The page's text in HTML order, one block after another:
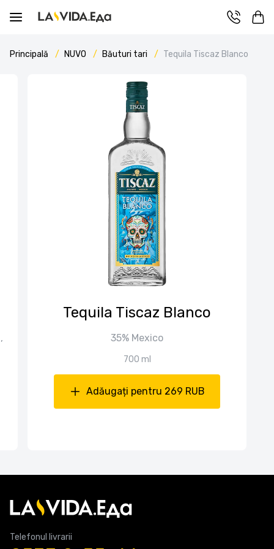
Principală NUVO Băuturi tari Tequila Tiscaz Blanco
Tequila Tiscaz Blanco
35% Mexico
700 ml
Adăugați pentru 269 RUB
Telefonul livrarii